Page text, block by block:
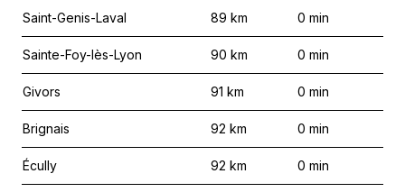
Saint-Genis-Laval 89 km 0 min
Sainte-Foy-lès-Lyon 90 km 0 min
Givors 91 km 0 min
Brignais 92 km 0 min
Écully 92 km 0 min